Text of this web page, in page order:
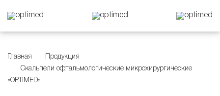
Главная
Продукция
Скальпели офтальмологические микрохирургические
«OPTIMED»